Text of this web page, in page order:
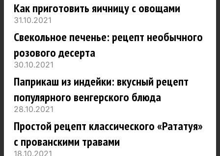
Как приготовить яичницу с овощами
31.10.2021
Свекольное печенье: рецепт необычного
розового десерта
30.10.2021
Паприкаш из индейки: вкусный рецепт
популярного венгерского блюда
28.10.2021
Простой рецепт классического «Рататуя»
с прованскими травами
18.10.2021